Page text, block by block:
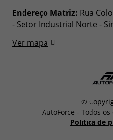
Endereço Matriz: Rua
- Setor Industrial Norte -
Ver mapa
©
AutoForce - Todos
Política de